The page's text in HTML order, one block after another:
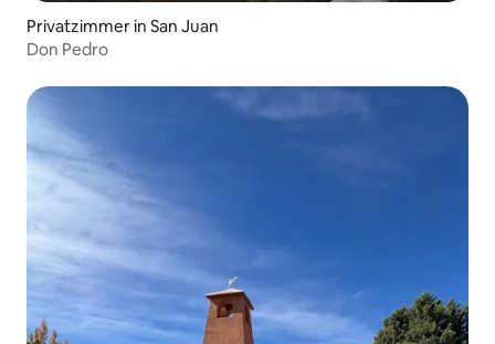
Privatzimmer in San Juan
Don Pedro